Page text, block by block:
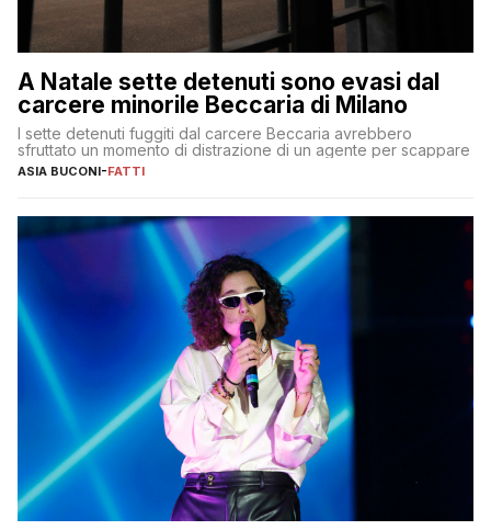
A Natale sette detenuti sono evasi dal
carcere minorile Beccaria di Milano
I sette detenuti fuggiti dal carcere Beccaria avrebbero
sfruttato un momento di distrazione di un agente per scappare
ASIA BUCONI-FATTI